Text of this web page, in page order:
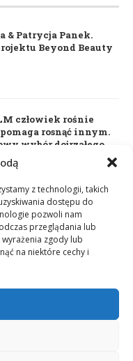
z technologii, takich
dostępu do
pozwoli nam
przeglądania lub
zgody lub
na niektóre cechy i
& Patrycja Panek.
Beyond Beauty
człowiek rośnie
rosnąć innym.
wybór dojrzałego
Cię